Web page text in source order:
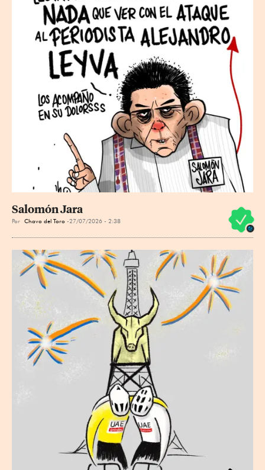
Salomón Jara
Por Chavo del Toro 27/07/2026 - 2:38